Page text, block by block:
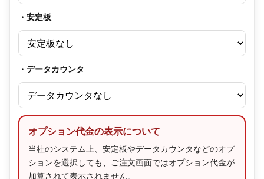
・安定板
・データカウンタ
オプション代金の表示について
当社のシステム上、安定板やデータカウンタなどのオプ
ションを選択しても、ご注文画面ではオプション代金が
加算されて表示されません。